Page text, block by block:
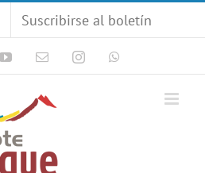
Suscribirse al boletín
YouTubeCorreoInstagram